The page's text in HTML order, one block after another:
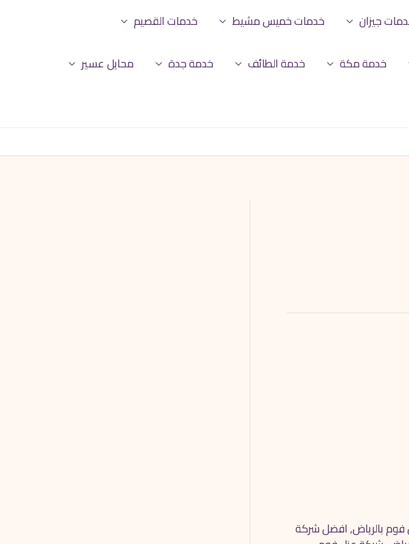
جيزان خدمات خميس مشيط خدمات القصيم
خدمة مكة خدمة الطائف خدمة جدة محايل عسير
بالرياض,افضل شركة